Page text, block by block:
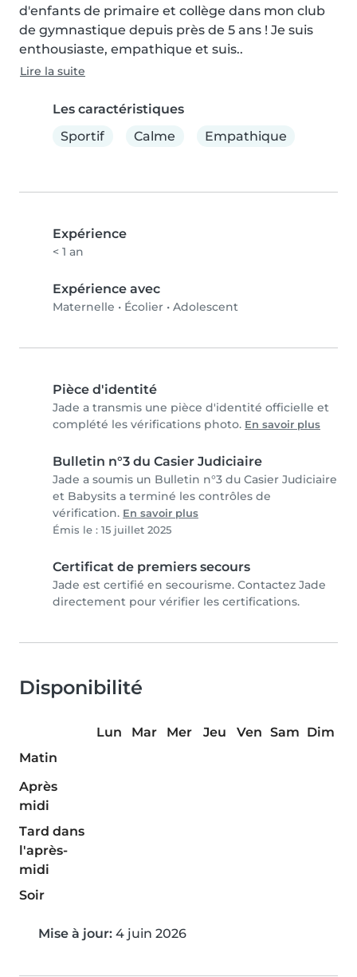
d'enfants de primaire et collège dans mon club
de gymnastique depuis près de 5 ans ! Je suis
enthousiaste, empathique et suis..
Lire la suite
Les caractéristiques
Sportif
Calme Empathique
Expérience
< 1 an
Expérience avec
Maternelle • Écolier • Adolescent
Pièce d'identité
Jade a transmis une pièce d'identité officielle et
complété les vérifications photo. En savoir plus
Bulletin n°3 du Casier Judiciaire
Jade a soumis un Bulletin n°3 du Casier Judiciaire
et Babysits a terminé les contrôles de
vérification. En savoir plus
Émis le : 15 juillet 2025
Certificat de premiers secours
Jade est certifié en secourisme. Contactez Jade
directement pour vérifier les certifications.
Disponibilité
Lun Mar Mer Jeu Ven Sam Dim
Matin
Après
midi
Tard dans
l'après-
midi
Soir
Mise à jour: 4 juin 2026